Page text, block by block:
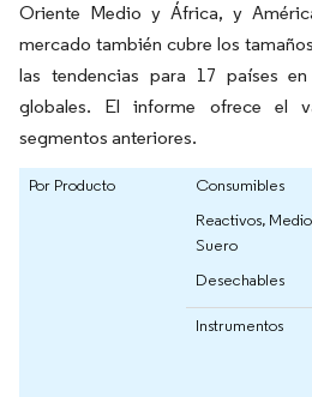
Oriente Medio y África, y
mercado también cubre los
las tendencias para 17 países
globales. El informe ofrece el
segmentos anteriores.
Por Producto
Consumibles
Reactivos,
Suero
Desechables
Instrumentos